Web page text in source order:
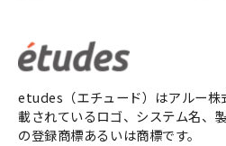
etudes（エチュード）はアルー株
載されているロゴ、システム名、
の登録商標あるいは商標です。